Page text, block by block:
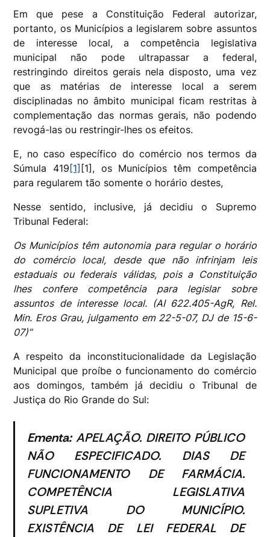
Em que pese a Constituição Federal autorizar,
portanto, os Municípios a legislarem sobre assuntos
de interesse local, a competência legislativa
municipal não pode ultrapassar a federal,
restringindo direitos gerais nela disposto, uma vez
que as matérias de interesse local a serem
disciplinadas no âmbito municipal ficam restritas à
complementação das normas gerais, não podendo
revogá-las ou restringir-lhes os efeitos.
E, no caso específico do comércio nos termos da
Súmula 419 [1] [1], os Municípios têm competência
para regularem tão somente o horário destes,
Nesse sentido, inclusive, já decidiu o Supremo
Tribunal Federal:
Os Municípios têm autonomia para regular o horário
do comércio local, desde que não infrinjam leis
estaduais ou federais válidas, pois a Constituição
lhes confere competência para legislar sobre
assuntos de interesse local. (AI 622.405-AgR, Rel.
Min. Eros Grau, julgamento em 22-5-07, DJ de 15-6-
07)”
A respeito da inconstitucionalidade da Legislação
Municipal que proíbe o funcionamento do comércio
aos domingos, também já decidiu o Tribunal de
Justiça do Rio Grande do Sul:
Ementa:APELAÇÃO. DIREITO PÚBLICO
NÃO ESPECIFICADO. DIAS DE
FUNCIONAMENTO DE FARMÁCIA.
COMPETÊNCIA LEGISLATIVA
SUPLETIVA DO MUNICÍPIO.
EXISTÊNCIA DE LEI FEDERAL DE